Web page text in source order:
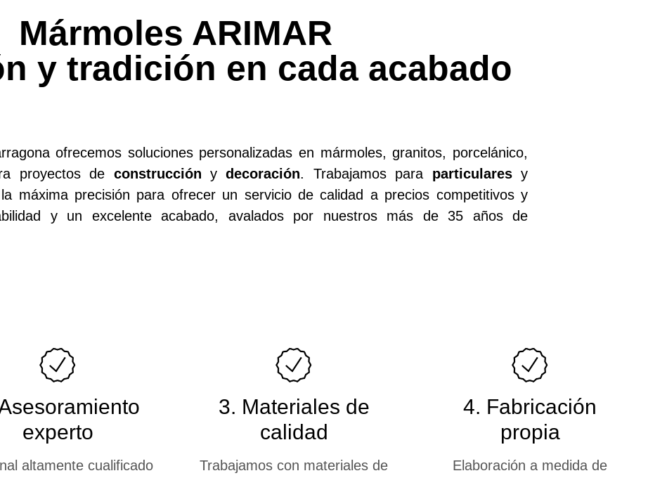
Mármoles ARIMAR
y tradición en cada acabado
ofrecemos soluciones personalizadas en mármoles, granitos, porcelánico,
proyectos de construcción ydecoración. Trabajamos para particularesy
máxima precisión para ofrecer un servicio de calidad a precios competitivos y
y un excelente acabado, avalados por nuestros más de 35 años de
experto
altamente cualificado
3. Materiales de
calidad
Trabajamos con materiales de
4. Fabricación
propia
Elaboración a medida de